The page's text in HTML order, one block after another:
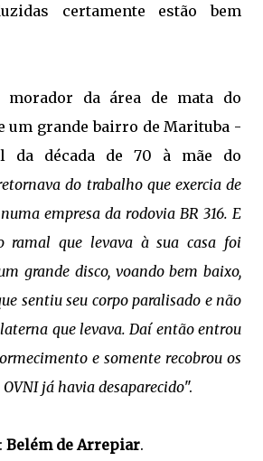
certamente estão bem
morador da área de mata do
um grande bairro de Marituba -
da década de 70 à mãe do
do trabalho que exercia de
empresa da rodovia BR 316. E
ramal que levava à sua casa foi
grande disco, voando bem baixo,
sentiu seu corpo paralisado e não
que levava. Daí então entrou
e somente recobrou os
já havia desaparecido".
Belém de Arrepiar.